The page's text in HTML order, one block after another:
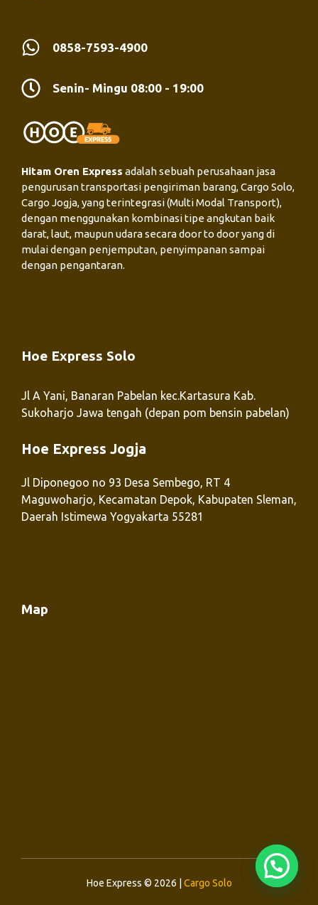
0858-7593-4900
Senin- Mingu 08:00 - 19:00
Hitam Oren Express adalah sebuah perusahaan jasa
pengurusan transportasi pengiriman barang, Cargo Solo,
Cargo Jogja, yang terintegrasi (Multi Modal Transport),
dengan menggunakan kombinasi tipe angkutan baik
darat, laut, maupun udara secara door to door yang di
mulai dengan penjemputan, penyimpanan sampai
dengan pengantaran.
Hoe Express Solo
Jl A Yani, Banaran Pabelan kec.Kartasura Kab.
Sukoharjo Jawa tengah (depan pom bensin pabelan)
Hoe Express Jogja
Jl Diponegoo no 93 Desa Sembego, RT 4
Maguwoharjo, Kecamatan Depok, Kabupaten Sleman,
Daerah Istimewa Yogyakarta 55281
Map
Hoe Express © 2026 | Cargo Solo